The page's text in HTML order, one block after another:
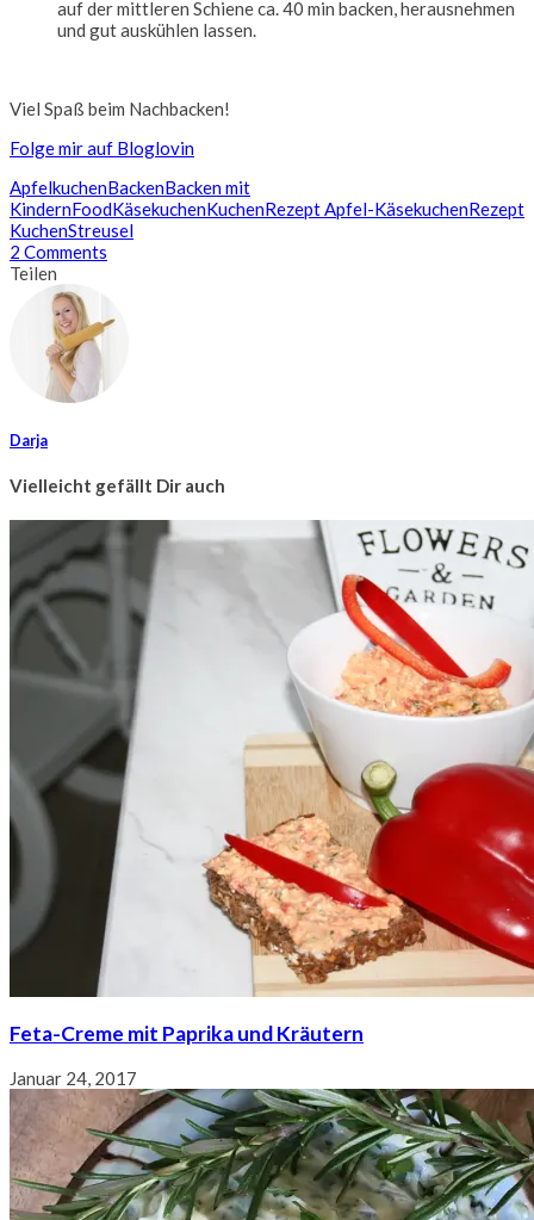
auf der mittleren Schiene ca. 40 min backen, herausnehmen
und gut auskühlen lassen.
Viel Spaß beim Nachbacken!
Folge mir auf Bloglovin
ApfelkuchenBackenBacken mit
KindernFoodKäsekuchenKuchenRezept Apfel-KäsekuchenRezept
KuchenStreusel
2 Comments
Teilen
Darja
Vielleicht gefällt Dir auch
Feta-Creme mit Paprika und Kräutern
Januar 24, 2017